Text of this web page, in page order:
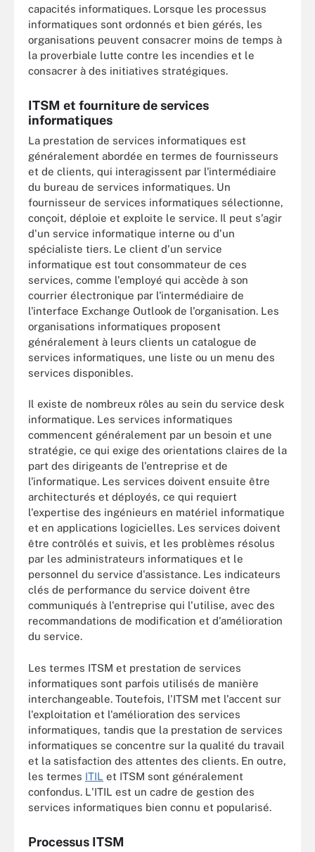
capacités informatiques. Lorsque les processus
informatiques sont ordonnés et bien gérés, les
organisations peuvent consacrer moins de temps à
la proverbiale lutte contre les incendies et le
consacrer à des initiatives stratégiques.
ITSM et fourniture de services
informatiques
La prestation de services informatiques est
généralement abordée en termes de fournisseurs
et de clients, qui interagissent par l'intermédiaire
du bureau de services informatiques. Un
fournisseur de services informatiques sélectionne,
conçoit, déploie et exploite le service. Il peut s'agir
d'un service informatique interne ou d'un
spécialiste tiers. Le client d'un service
informatique est tout consommateur de ces
services, comme l'employé qui accède à son
courrier électronique par l'intermédiaire de
l'interface Exchange Outlook de l'organisation. Les
organisations informatiques proposent
généralement à leurs clients un catalogue de
services informatiques, une liste ou un menu des
services disponibles.
Il existe de nombreux rôles au sein du service desk
informatique. Les services informatiques
commencent généralement par un besoin et une
stratégie, ce qui exige des orientations claires de la
part des dirigeants de l'entreprise et de
l'informatique. Les services doivent ensuite être
architecturés et déployés, ce qui requiert
l'expertise des ingénieurs en matériel informatique
et en applications logicielles. Les services doivent
être contrôlés et suivis, et les problèmes résolus
par les administrateurs informatiques et le
personnel du service d'assistance. Les indicateurs
clés de performance du service doivent être
communiqués à l'entreprise qui l'utilise, avec des
recommandations de modification et d'amélioration
du service.
Les termes ITSM et prestation de services
informatiques sont parfois utilisés de manière
interchangeable. Toutefois, l'ITSM met l'accent sur
l'exploitation et l'amélioration des services
informatiques, tandis que la prestation de services
informatiques se concentre sur la qualité du travail
et la satisfaction des attentes des clients. En outre,
les termes ITIL et ITSM sont généralement
confondus. L'ITIL est un cadre de gestion des
services informatiques bien connu et popularisé.
Processus ITSM